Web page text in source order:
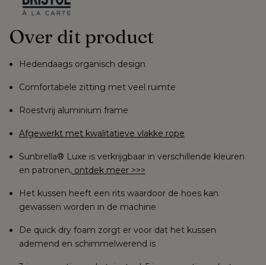
Over dit product
Hedendaags organisch design
Comfortabele zitting met veel ruimte
Roestvrij aluminium frame
Afgewerkt met kwalitatieve vlakke rope
Sunbrella® Luxe is verkrijgbaar in verschillende kleuren
en patronen, ontdek meer >>>
Het kussen heeft een rits waardoor de hoes kan
gewassen worden in de machine
De quick dry foam zorgt er voor dat het kussen
ademend en schimmelwerend is